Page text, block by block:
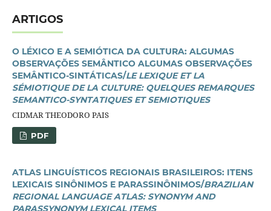
ARTIGOS
O LÉXICO E A SEMIÓTICA DA CULTURA: ALGUMAS
OBSERVAÇÕES SEMÂNTICO ALGUMAS OBSERVAÇÕES
SEMÂNTICO-SINTÁTICAS/LE LEXIQUE ET LA
SÉMIOTIQUE DE LA CULTURE: QUELQUES REMARQUES
SEMANTICO-SYNTATIQUES ET SEMIOTIQUES
CIDMAR THEODORO PAIS
PDF
ATLAS LINGUÍSTICOS REGIONAIS BRASILEIROS: ITENS
LEXICAIS SINÔNIMOS E PARASSINÔNIMOS/BRAZILIAN
REGIONAL LANGUAGE ATLAS: SYNONYM AND
PARASSYNONYM LEXICAL ITEMS